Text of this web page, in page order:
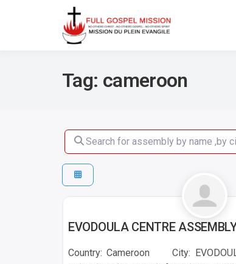
No others
Tag: cameroon
Search for assembly by name ,by city
EVODOULA
EVODOULA CENTRE
Country: Cameroon City: